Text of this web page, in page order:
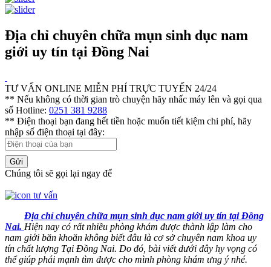
Địa chỉ chuyên chữa mụn sinh dục nam
giới uy tín tại Đồng Nai
TƯ VẤN ONLINE MIỄN PHÍ TRỰC TUYẾN 24/24
** Nếu không có thời gian trò chuyện hãy nhấc máy lên và gọi qua
số Hotline: 0251 381 9288
** Điện thoại bạn đang hết tiền hoặc muốn tiết kiệm chi phí, hãy
nhập số điện thoại tại đây:
Gửi
Chúng tôi sẽ gọi lại ngay để
Địa chỉ chuyên chữa mụn sinh dục nam giới uy tín tại Đồng
Nai. Hiện nay có rất nhiều phòng khám được thành lập làm cho
nam giới băn khoăn không biết đâu là cơ sở chuyên nam khoa uy
tín chất lượng Tại Đồng Nai. Do đó, bài viết dưới đây hy vọng có
thể giúp phái mạnh tìm được cho mình phòng khám ưng ý nhé.